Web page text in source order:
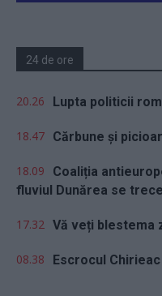
24 de ore
20.26 Lupta politicii
18.47 Cărbune și
18.09
Coaliția
fluviul Dunărea se
17.32 Vă veți blestema
08.38 Escrocul Chirieac